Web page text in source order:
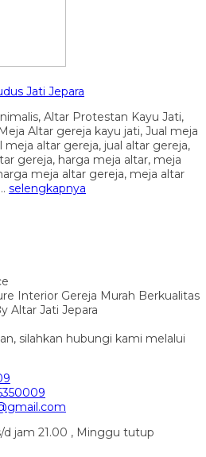
Jati Jepara
Altar Protestan Kayu Jati,
Altar gereja kayu jati, Jual meja
meja altar gereja, jual altar gereja,
gereja, harga meja altar, meja
meja altar gereja, meja altar
selengkapnya
Interior Gereja Murah Berkualitas
Altar Jati Jepara
silahkan hubungi kami melalui
jam 21.00 , Minggu tutup